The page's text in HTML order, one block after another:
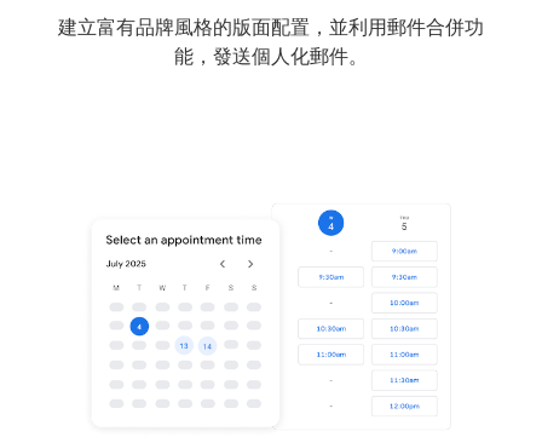
建立富有品牌風格的版面配置，並利用郵件合併功
能，發送個人化郵件。